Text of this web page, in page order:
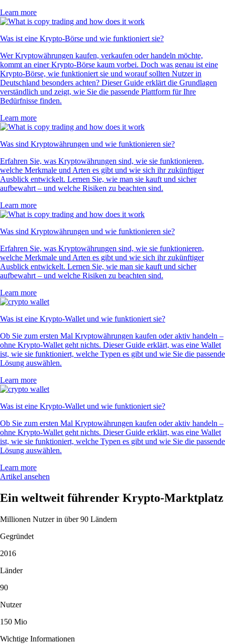
Learn more
Was ist eine Krypto-Börse und wie funktioniert sie?
Wer Kryptowährungen kaufen, verkaufen oder handeln möchte,
kommt an einer Krypto-Börse kaum vorbei. Doch was genau ist eine
Krypto-Börse, wie funktioniert sie und worauf sollten Nutzer in
Deutschland besonders achten? Dieser Guide erklärt die Grundlagen
verständlich und zeigt, wie Sie die passende Plattform für Ihre
Bedürfnisse finden.
Learn more
Was sind Kryptowährungen und wie funktionieren sie?
Erfahren Sie, was Kryptowährungen sind, wie sie funktionieren,
welche Merkmale und Arten es gibt und wie sich ihr zukünftiger
Ausblick entwickelt. Lernen Sie, wie man sie kauft und sicher
aufbewahrt – und welche Risiken zu beachten sind.
Learn more
Was sind Kryptowährungen und wie funktionieren sie?
Erfahren Sie, was Kryptowährungen sind, wie sie funktionieren,
welche Merkmale und Arten es gibt und wie sich ihr zukünftiger
Ausblick entwickelt. Lernen Sie, wie man sie kauft und sicher
aufbewahrt – und welche Risiken zu beachten sind.
Learn more
Was ist eine Krypto-Wallet und wie funktioniert sie?
Ob Sie zum ersten Mal Kryptowährungen kaufen oder aktiv handeln –
ohne Krypto-Wallet geht nichts. Dieser Guide erklärt, was eine Wallet
ist, wie sie funktioniert, welche Typen es gibt und wie Sie die passende
Lösung auswählen.
Learn more
Was ist eine Krypto-Wallet und wie funktioniert sie?
Ob Sie zum ersten Mal Kryptowährungen kaufen oder aktiv handeln –
ohne Krypto-Wallet geht nichts. Dieser Guide erklärt, was eine Wallet
ist, wie sie funktioniert, welche Typen es gibt und wie Sie die passende
Lösung auswählen.
Learn more
Artikel ansehen
Ein weltweit führender Krypto-Marktplatz
Millionen Nutzer in über 90 Ländern
Gegründet
2016
Länder
90
Nutzer
150 Mio
Wichtige Informationen